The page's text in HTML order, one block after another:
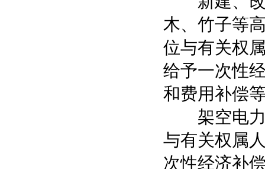
木、竹子等
位与有关权
给予一次性
和费用补偿
架空电力
与有关权属
次性经济补